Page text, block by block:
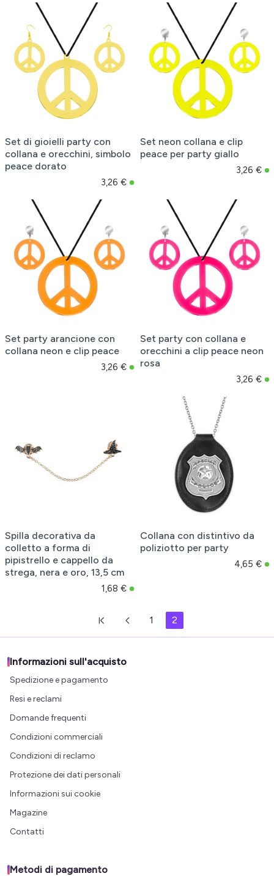
Set di gioielli party con
collana e orecchini, simbolo
peace dorato
3,26 €
Set neon collana e clip
peace per party giallo
3,26 €
Set party arancione con
collana neon e clip peace
3,26 €
Set party con collana e
orecchini a clip peace neon
rosa
3,26 €
Spilla decorativa da
colletto a forma di
pipistrello e cappello da
strega, nera e oro, 13,5 cm
1,68 €
Collana con distintivo da
poliziotto per party
4,65 €
1 2
Informazioni sull'acquisto
Spedizione e pagamento
Resi e reclami
Domande frequenti
Condizioni commerciali
Condizioni di reclamo
Protezione dei dati personali
Informazioni sui cookie
Magazine
Contatti
Metodi di pagamento